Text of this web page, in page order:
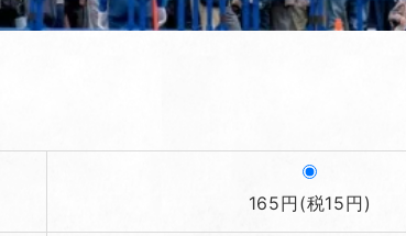
165円(税15円)